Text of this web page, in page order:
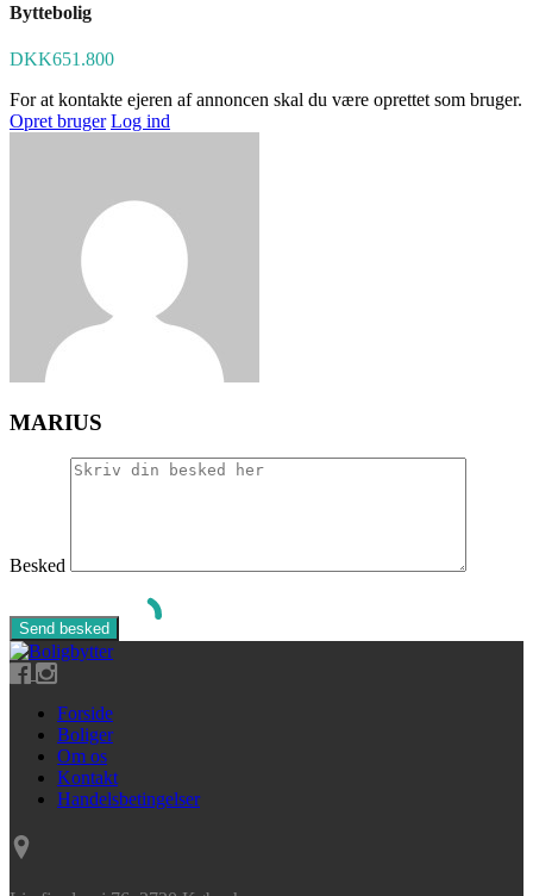
Byttebolig
DKK651.800
For at kontakte ejeren af annoncen skal du være oprettet som bruger.
Opret bruger Log ind
MARIUS
Besked
Forside
Boliger
Om os
Kontakt
Handelsbetingelser